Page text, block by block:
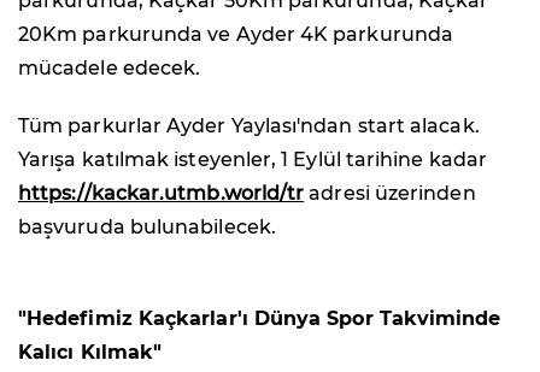
20Km parkurunda ve Ayder 4K parkurunda
mücadele edecek.
Tüm parkurlar Ayder Yaylası'ndan start alacak.
Yarışa katılmak isteyenler, 1 Eylül tarihine kadar
https://kackar.utmb.world/tr adresi üzerinden
başvuruda bulunabilecek.
"Hedefimiz Kaçkarlar'ı Dünya Spor Takviminde
Kalıcı Kılmak"